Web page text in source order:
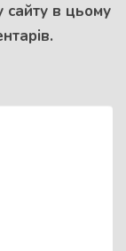
сайту в цьому